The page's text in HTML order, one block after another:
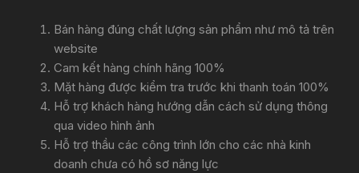
Bán hàng đúng chất lượng sản phẩm như mô tả trên
website
Cam kết hàng chính hãng 100%
Mặt hàng được kiểm tra trước khi thanh toán 100%
Hỗ trợ khách hàng hướng dẫn cách sử dụng thông
qua video hình ảnh
Hỗ trợ thầu các công trình lớn cho các nhà kinh
doanh chưa có hồ sơ năng lực